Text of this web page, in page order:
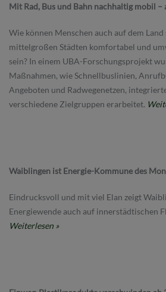
Mit Rad, Bus und Bahn nachhaltig mobil –
Wie können Menschen auch auf dem
mittelgroßen Städten komfortabel und
sein? In einem UBA-Forschungsprojekt
Maßnahmen, wie Schnellbuslinien,
Angeboten und Radwegenetzen,
verschiedene Zielgruppen erarbeitet.
Waiblingen ist Energie-Kommune des
Eindrucksvoll und mit viel Elan zeigt
Energiewende auch auf innerstädtischen
Weiterlesen »